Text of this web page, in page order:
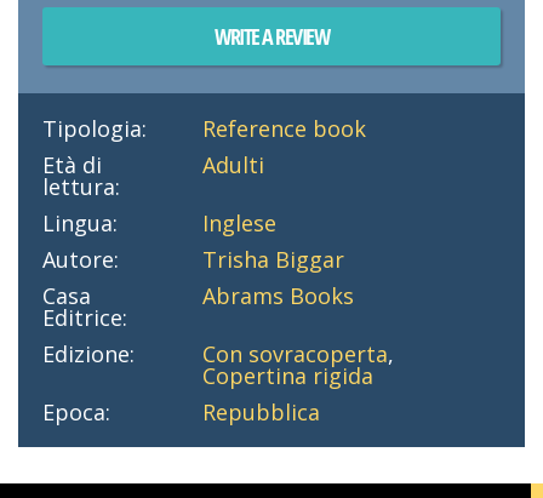
WRITE A REVIEW
Tipologia:
Reference book
Età di
lettura:
Adulti
Lingua:
Inglese
Autore:
Trisha Biggar
Casa
Editrice:
Abrams Books
Edizione:
Con sovracoperta,
Copertina rigida
Epoca:
Repubblica